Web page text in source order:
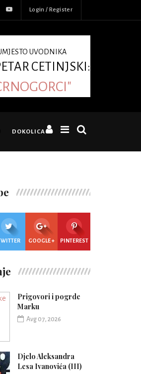
Login / Register
UVODNIKA
CETINJSKI:
DOKOLICA
GOOGLE + PINTEREST
Prigovori i pogrde
Marku
Avg 07, 2026
Djelo Aleksandra
Lesa Ivanovića (III)